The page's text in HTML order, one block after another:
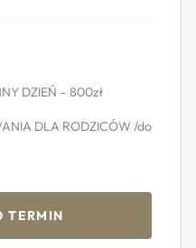
DZIEŃ – 800zł
DLA RODZICÓW /do
TERMIN